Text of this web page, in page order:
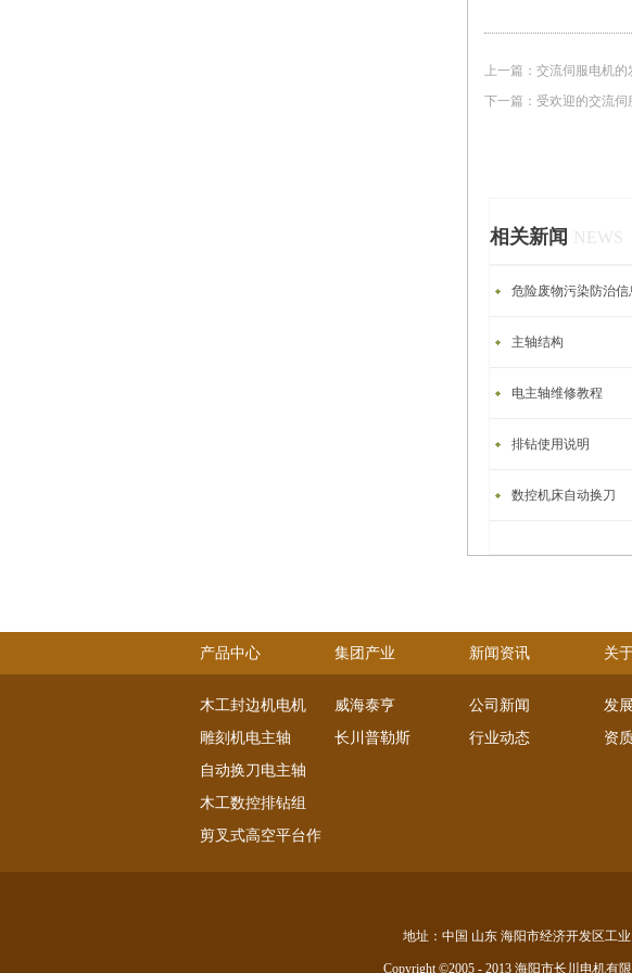
上一篇： 交流伺服电机的
下一篇： 受欢迎的交流伺
相关新闻 NEWS
危险废物污染防治信
主轴结构
电主轴维修教程
排钻使用说明
数控机床自动换刀
产品中心
木工封边机电机
雕刻机电主轴
自动换刀电主轴
木工数控排钻组
剪叉式高空平台作业电机
集团产业
威海泰亨
长川普勒斯
新闻资讯
公司新闻
行业动态
关
发
资
Copyright ©2005 - 2013 海阳市长川电机有
地址：中国 山东 海阳市经济开发区工